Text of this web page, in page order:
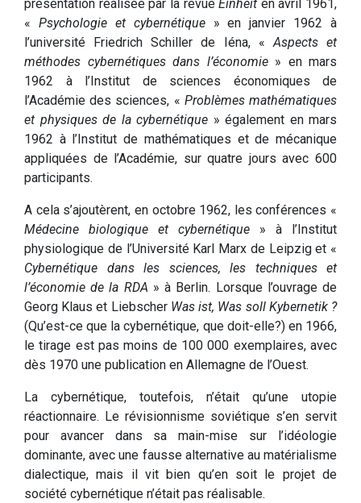
présentation réalisée par la revueEinheit en avril 1961,
« Psychologie et cybernétique» en janvier 1962 à
l’université Friedrich Schiller de Iéna, «Aspects et
méthodes cybernétiques dans l’économie» en mars
1962 à l’Institut de sciences économiques de
l’Académie des sciences, « Problèmes mathématiques
et physiques de la cybernétique » également en mars
1962 à l’Institut de mathématiques et de mécanique
appliquées de l’Académie, sur quatre jours avec 600
participants.
A cela s’ajoutèrent, en octobre 1962, les conférences «
Médecine biologique et cybernétique » à l’Institut
physiologique de l’Université Karl Marx de Leipzig et «
Cybernétique dans les sciences, les techniques et
l’économie de la RDA » à Berlin. Lorsque l’ouvrage de
Georg Klaus et Liebscher Was ist, Was soll Kybernetik ?
(Qu’est-ce que la cybernétique, que doit-elle?) en 1966,
le tirage est pas moins de 100 000 exemplaires, avec
dès 1970 une publication en Allemagne de l’Ouest.
La cybernétique, toutefois, n’était qu’une utopie
réactionnaire. Le révisionnisme soviétique s’en servit
pour avancer dans sa main-mise sur l’idéologie
dominante, avec une fausse alternative au matérialisme
dialectique, mais il vit bien qu’en soit le projet de
société cybernétique n’était pas réalisable.